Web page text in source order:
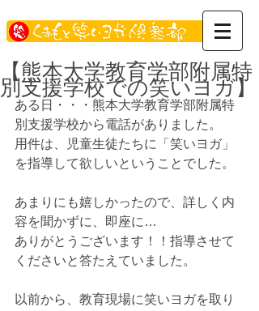
【熊本大学教育学部附属特
別支援学校での笑いヨガ】
ある日・・・熊本大学教育学部附属特
別支援学校から電話がありました。
用件は、児童生徒たちに「笑いヨガ」
を指導して欲しいということでした。
あまりにも嬉しかったので、詳しく内
容を聞かずに、即座に…
ありがとうございます！！指導させて
くださいと答たえていました。
以前から、教育現場に笑いヨガを取り